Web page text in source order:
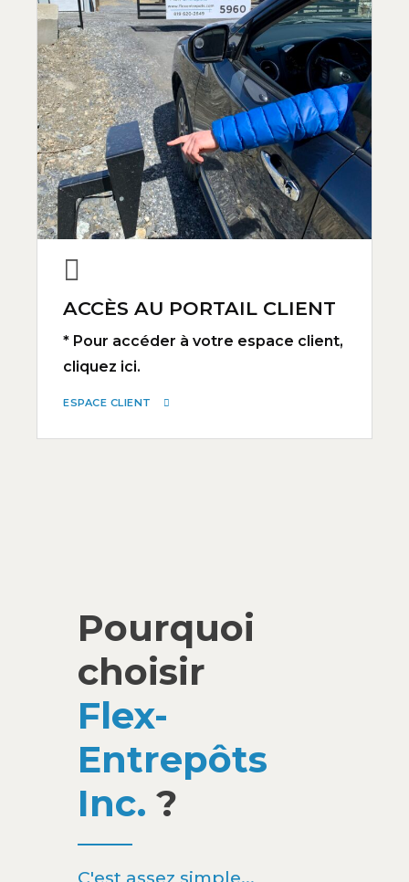
ACCÈS AU PORTAIL CLIENT
* Pour accéder à votre espace client,
cliquez ici.
ESPACE CLIENT
Pourquoi
choisir
Flex-
Entrepôts
Inc. ?
C'est assez simple...